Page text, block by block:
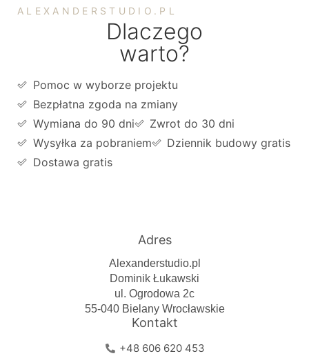
ALEXANDERSTUDIO.PL
Dlaczego
warto?
Pomoc w wyborze projektu
Bezpłatna zgoda na zmiany
Wymiana do 90 dni
Zwrot do 30 dni
Wysyłka za pobraniem
Dziennik budowy gratis
Dostawa gratis
Adres
Alexanderstudio.pl
Dominik Łukawski
ul. Ogrodowa 2c
55-040 Bielany Wrocławskie
Kontakt
+48 606 620 453